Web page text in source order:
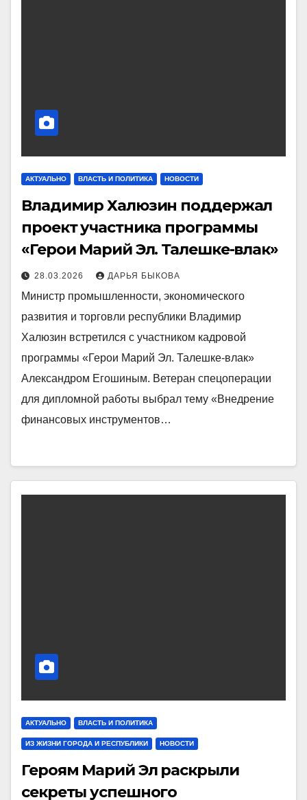
АКТУАЛЬНО ВЛАСТЬ И ПОЛИТИКА НОВОСТИ
Владимир Халюзин поддержал
проект участника программы
«Герои Марий Эл. Талешке-влак»
28.03.2026 ДАРЬЯ БЫКОВА
Министр промышленности, экономического
развития и торговли республики Владимир
Халюзин встретился с участником кадровой
программы «Герои Марий Эл. Талешке-влак»
Александром Егошиным. Ветеран спецоперации
для дипломной работы выбрал тему «Внедрение
финансовых инструментов…
АКТУАЛЬНО ВЛАСТЬ И ПОЛИТИКА
ИЗ ЖИЗНИ ГОРОДА И РЕСПУБЛИКИ НОВОСТИ
Героям Марий Эл раскрыли
секреты успешного